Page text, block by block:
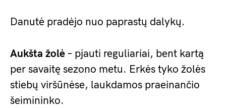
Danutė pradėjo nuo paprastų dalykų.
Aukšta žolė – pjauti reguliariai, bent kartą
per savaitę sezono metu. Erkės tyko žolės
stiebų viršūnėse, laukdamos praeinančio
šeimininko.